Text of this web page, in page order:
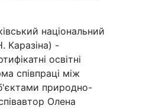
національний
Каразіна) -
освітні
співпраці між
природно-
Олена